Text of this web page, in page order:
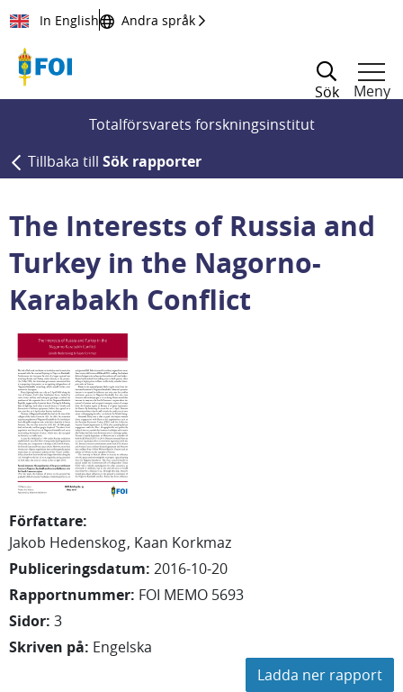
Till innehållet
In English Andra språk
Sök
Meny
Totalförsvarets forskningsinstitut
Tillbaka till Sök rapporter
The Interests of Russia and
Turkey in the Nagorno-
Karabakh Conflict
Författare:
Jakob Hedenskog Kaan Korkmaz
Publiceringsdatum: 2016-10-20
Rapportnummer: FOI MEMO 5693
Sidor: 3
Skriven på: Engelska
Ladda ner rapport